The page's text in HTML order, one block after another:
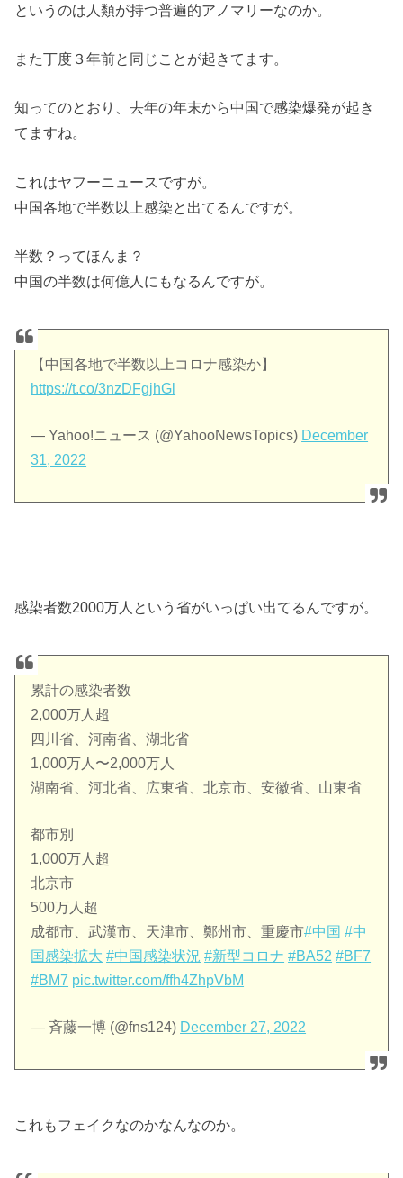
というのは人類が持つ普遍的アノマリーなのか。
また丁度３年前と同じことが起きてます。
知ってのとおり、去年の年末から中国で感染爆発が起き
てますね。
これはヤフーニュースですが。
中国各地で半数以上感染と出てるんですが。
半数？ってほんま？
中国の半数は何億人にもなるんですが。
【中国各地で半数以上コロナ感染か】
https://t.co/3nzDFgjhGl
— Yahoo!ニュース (@YahooNewsTopics) December
31, 2022
感染者数2000万人という省がいっぱい出てるんですが。
累計の感染者数
2,000万人超
四川省、河南省、湖北省
1,000万人〜2,000万人
湖南省、河北省、広東省、北京市、安徽省、山東省
都市別
1,000万人超
北京市
500万人超
成都市、武漢市、天津市、鄭州市、重慶市#中国 #中
国感染拡大 #中国感染状況 #新型コロナ #BA52 #BF7
#BM7 pic.twitter.com/ffh4ZhpVbM
— 斉藤一博 (@fns124) December 27, 2022
これもフェイクなのかなんなのか。